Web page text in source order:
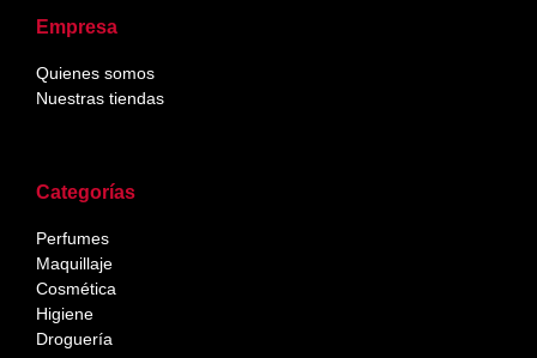
Categorías
Perfumes
Maquillaje
Cosmética
Higiene
Droguería
Empresa
Quienes somos
Nuestras tiendas